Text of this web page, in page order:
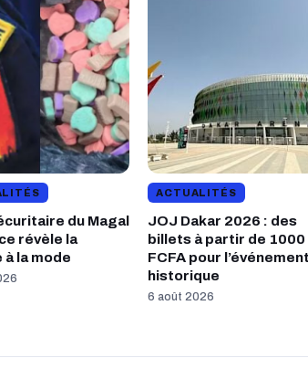
du Magal
révèle la
la mode
ACTUALITÉS
JOJ Dakar 2026 : des
billets à partir de 1000
FCFA pour
historique
6 août 2026